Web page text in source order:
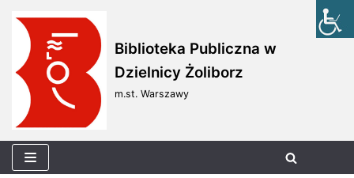
Skocz
do
treści
Biblioteka Publiczna w
Dzielnicy Żoliborz
m.st. Warszawy